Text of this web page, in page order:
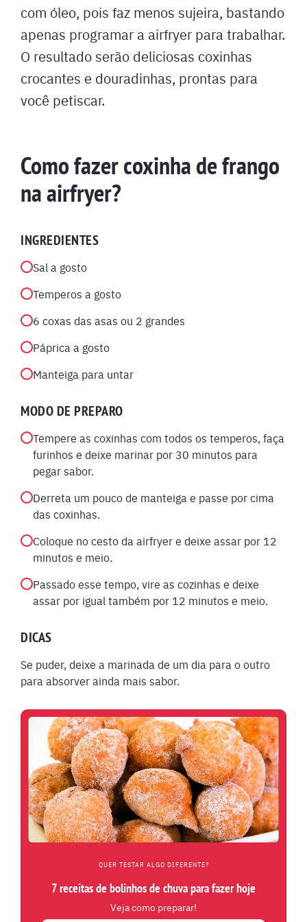
com óleo, pois faz menos sujeira, bastando
apenas programar a airfryer para trabalhar.
O resultado serão deliciosas coxinhas
crocantes e douradinhas, prontas para
você petiscar.
Como fazer coxinha de frango
na airfryer?
INGREDIENTES
Sal a gosto
Temperos a gosto
6 coxas das asas ou 2 grandes
Páprica a gosto
Manteiga para untar
MODO DE PREPARO
Tempere as coxinhas com todos os temperos, faça
furinhos e deixe marinar por 30 minutos para
pegar sabor.
Derreta um pouco de manteiga e passe por cima
das coxinhas.
Coloque no cesto da airfryer e deixe assar por 12
minutos e meio.
Passado esse tempo, vire as cozinhas e deixe
assar por igual também por 12 minutos e meio.
DICAS
Se puder, deixe a marinada de um dia para o outro
para absorver ainda mais sabor.
QUER TESTAR ALGO DIFERENTE?
7 receitas de bolinhos de chuva para fazer hoje
Veja como preparar!